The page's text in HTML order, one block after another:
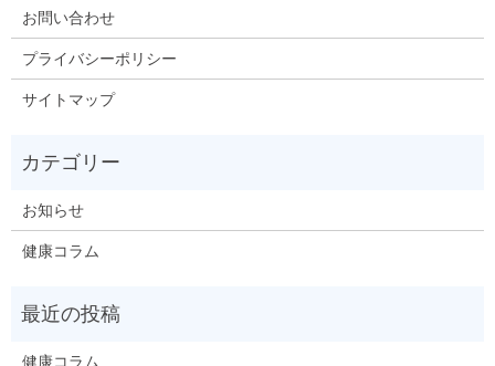
お問い合わせ
プライバシーポリシー
サイトマップ
お知らせ
健康コラム
健康コラム